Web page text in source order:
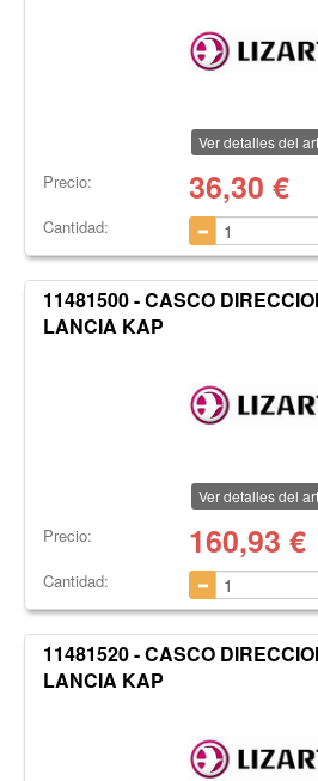
Ver detalles del
Precio: 36,30 €
Cantidad:
11481500 - CASCO
LANCIA KAP
Ver detalles del
Precio: 160,93 €
Cantidad:
11481520 - CASCO
LANCIA KAP